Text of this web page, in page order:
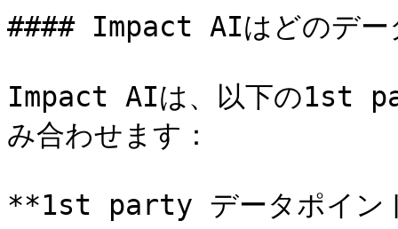
#### Impact AIはどのデー
Impact AIは、以下の1st
み合わせます：
**1st party データポイン